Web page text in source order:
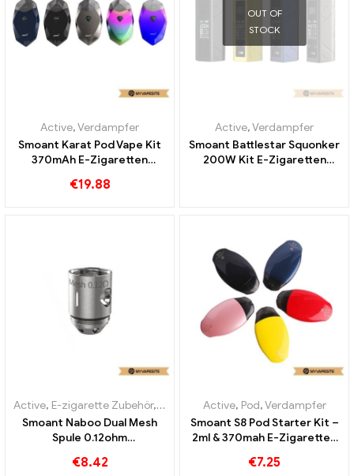
Active,Verdampfer
Smoant Karat Pod Vape Kit
370mAh E-Zigaretten
€19.88
OUT OF
STOCK
Active,Verdampfer
Smoant Battlestar Squonker
200W Kit E-Zigaretten
Active, E-zigarette Zubehör, Verdampfer
Smoant Naboo Dual Mesh
Spule 0.12ohm
Großhandel丨Custom
€8.42
Active, Pod,Verdampfer
Smoant S8 Pod Starter Kit –
2ml & 370mah E-Zigaretten
€7.25